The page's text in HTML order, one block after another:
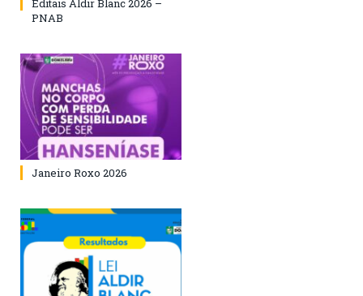
Editais Aldir Blanc 2026 –
PNAB
Janeiro Roxo 2026